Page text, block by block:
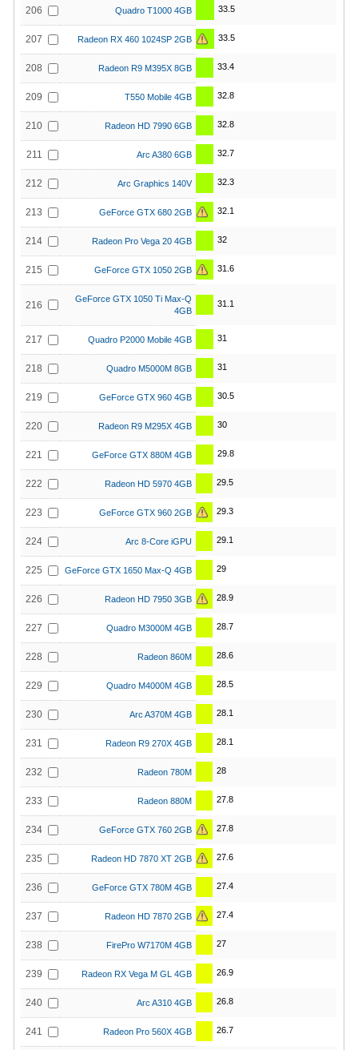
206 Quadro T1000 4GB 33.5
207 Radeon RX 460 1024SP 2GB 33.5
208 Radeon R9 M395X 8GB 33.4
209 T550 Mobile 4GB 32.8
210 Radeon HD 7990 6GB 32.8
211 Arc A380 6GB 32.7
212 Arc Graphics 140V 32.3
213 GeForce GTX 680 2GB 32.1
214 Radeon Pro Vega 20 4GB 32
215 GeForce GTX 1050 2GB 31.6
216
GeForce GTX 1050 Ti Max-Q
4GB
31.1
217 Quadro P2000 Mobile 4GB 31
218 Quadro M5000M 8GB 31
219 GeForce GTX 960 4GB 30.5
220 Radeon R9 M295X 4GB 30
221 GeForce GTX 880M 4GB 29.8
222 Radeon HD 5970 4GB 29.5
223 GeForce GTX 960 2GB 29.3
224 Arc 8-Core iGPU 29.1
225 GeForce GTX 1650 Max-Q 4GB 29
226 Radeon HD 7950 3GB 28.9
227 Quadro M3000M 4GB 28.7
228 Radeon 860M 28.6
229 Quadro M4000M 4GB 28.5
230 Arc A370M 4GB 28.1
231 Radeon R9 270X 4GB 28.1
232 Radeon 780M 28
233 Radeon 880M 27.8
234 GeForce GTX 760 2GB 27.8
235 Radeon HD 7870 XT 2GB 27.6
236 GeForce GTX 780M 4GB 27.4
237 Radeon HD 7870 2GB 27.4
238 FirePro W7170M 4GB 27
239 Radeon RX Vega M GL 4GB 26.9
240 Arc A310 4GB 26.8
241 Radeon Pro 560X 4GB 26.7